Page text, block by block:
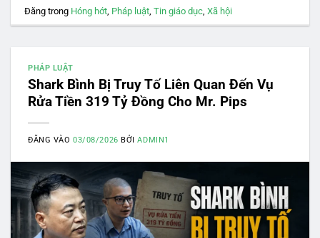
Đăng trong Hóng hớt, Pháp luật,Tin giáo dục,Xã hội
PHÁP LUẬT
Shark Bình Bị Truy Tố Liên Quan Đến Vụ
Rửa Tiền 319 Tỷ Đồng Cho Mr. Pips
ĐĂNG VÀO03/08/2026 BỞIADMIN1